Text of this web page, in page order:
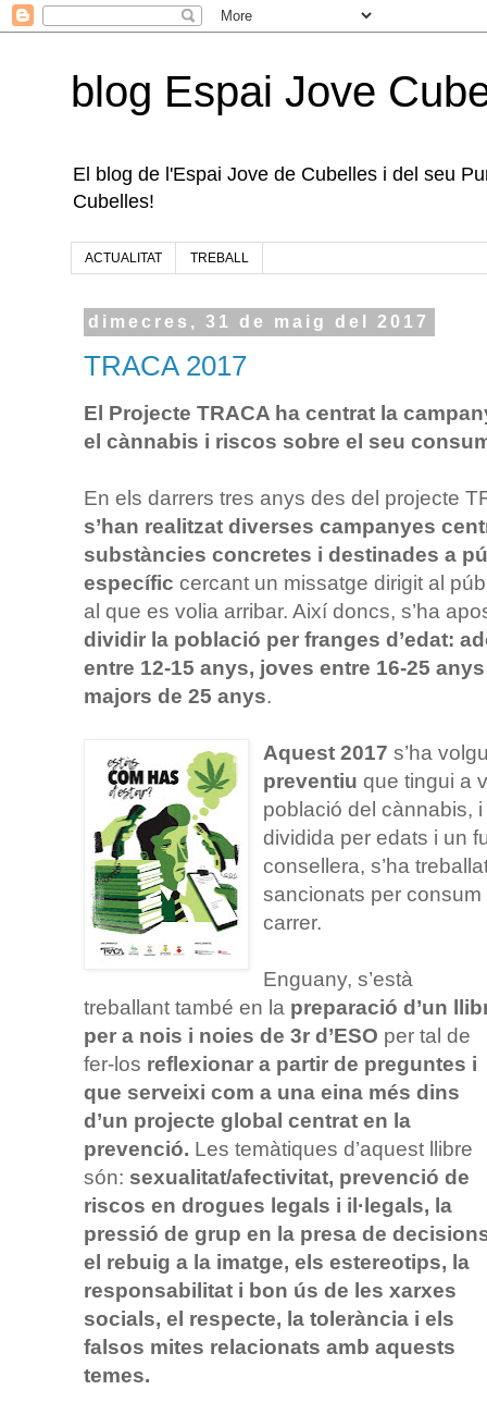
blog Espai Jove
El blog de l'Espai Jove de Cubelles i del seu
Cubelles!
ACTUALITAT TREBALL
dimecres, 31 de maig del 2017
TRACA 2017
El Projecte TRACA ha centrat la
el cànnabis i riscos sobre el seu
En els darrers tres anys des del projecte
s’han realitzat diverses campanyes
substàncies concretes i destinades a
específic cercant un missatge dirigit al
al que es volia arribar. Així doncs, s’ha
dividir la població per franges d’edat:
entre 12-15 anys, joves entre 16-25
majors de 25 anys.
Aquest 2017 s’ha
preventiu que tingui a
població del cànnabis,
dividida per edats i un
consellera, s’ha
sancionats per
carrer.
Enguany, s’està
treballant també en la preparació d’un
per a nois i noies de 3r d’ESO per tal de
fer-los reflexionar a partir de preguntes i
que serveixi com a una eina més dins
d’un projecte global centrat en la
prevenció. Les temàtiques d’aquest llibre
són: sexualitat/afectivitat, prevenció de
riscos en drogues legals i il·legals, la
pressió de grup en la presa de
el rebuig a la imatge, els estereotips, la
responsabilitat i bon ús de les xarxes
socials, el respecte, la tolerància i els
falsos mites relacionats amb aquests
temes.